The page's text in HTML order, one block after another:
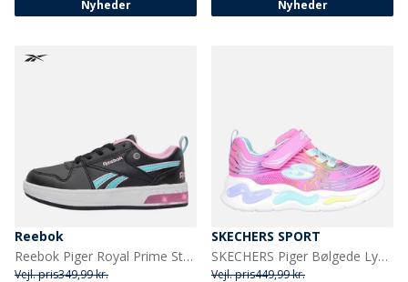
Nyheder Nyheder
Reebok
Reebok Piger Royal Prime Step N Flash Træningssko Sort/Astro Rose/Aqua
Vejl. pris349,99 kr.
SKECHERS SPORT
SKECHERS Piger Bølgede Lys Sneakers Pink
Vejl. pris449,99 kr.